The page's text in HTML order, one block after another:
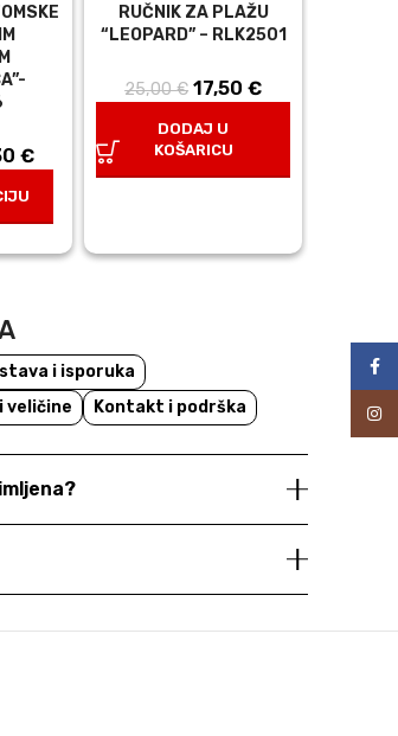
€.
€ Trenutna
cijena je:
RUČNIK ZA PLAŽU
“LEOPARD” – RLK2501
25,00€
Izvorna
je: 25,00 €.
17,50€
DODAJ U
KOŠARICU
i isporuka
veličine Kontakt i podrška